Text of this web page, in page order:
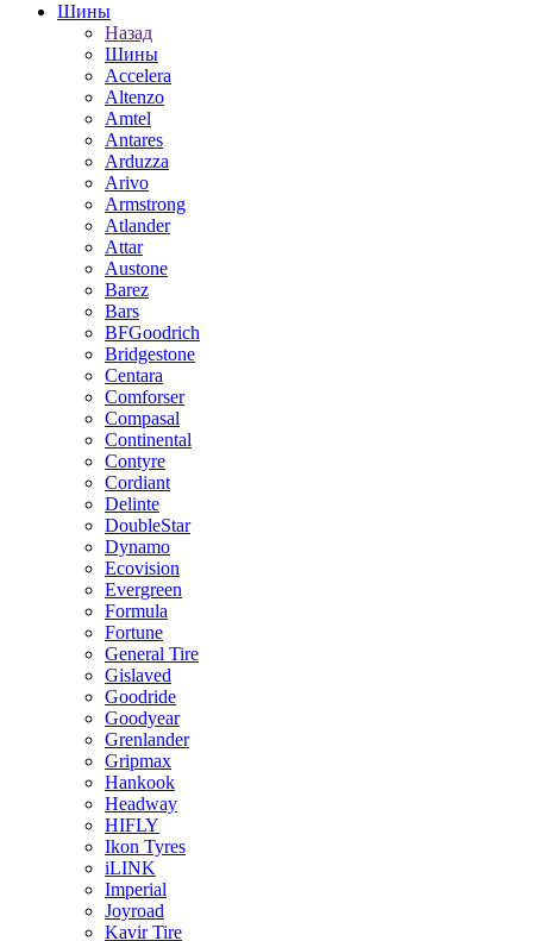
Шины
Назад
Шины
Accelera
Altenzo
Amtel
Antares
Arduzza
Arivo
Armstrong
Atlander
Attar
Austone
Barez
Bars
BFGoodrich
Bridgestone
Centara
Comforser
Compasal
Continental
Contyre
Cordiant
Delinte
DoubleStar
Dynamo
Ecovision
Evergreen
Formula
Fortune
General Tire
Gislaved
Goodride
Goodyear
Grenlander
Gripmax
Hankook
Headway
HIFLY
Ikon Tyres
iLINK
Imperial
Joyroad
Kavir Tire